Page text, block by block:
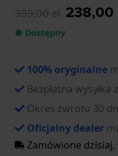
339,00 zł 238,00
● Dostępny
100% oryginalne
Bezpłatna
Okres zwrotu 30
Oficjalny dealer
Zamówione dzisiaj,